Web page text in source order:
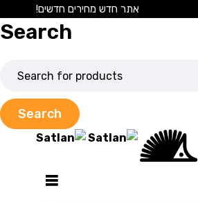
אתר חדש מחירים חדשים!
Search